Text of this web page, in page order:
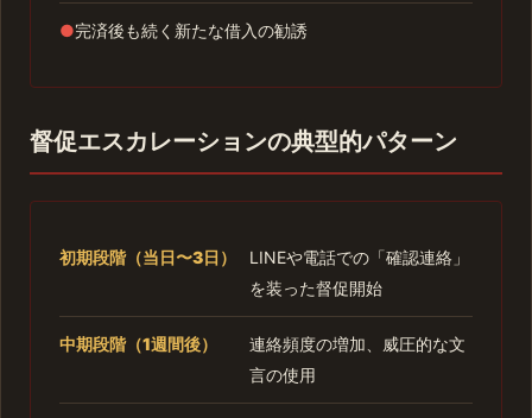
●完済後も続く新たな借入の勧誘
督促エスカレーションの典型的パターン
初期段階（当日〜3日）
LINEや電話での「確認連絡」
を装った督促開始
中期段階（1週間後）
連絡頻度の増加、威圧的な文
言の使用